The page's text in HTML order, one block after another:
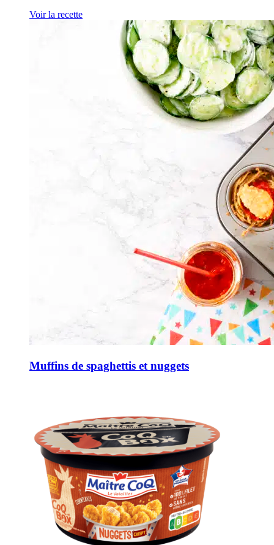
Voir la recette
Muffins de spaghettis et nuggets